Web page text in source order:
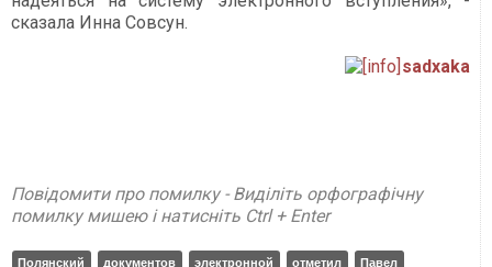
сказала Инна Совсун.
sadxaka
Повідомити про помилку - Виділіть орфографічну
помилку мишею і натисніть Ctrl + Enter
Полянский документов электронной отметил
Павел